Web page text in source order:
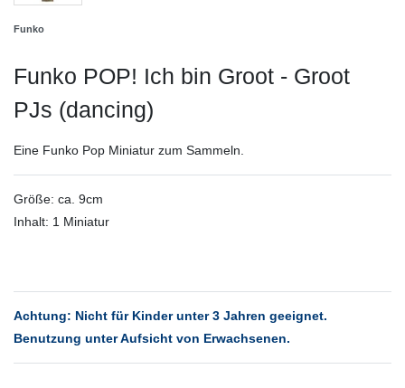
Funko
Funko POP! Ich bin Groot - Groot
PJs (dancing)
Eine Funko Pop Miniatur zum Sammeln.
Größe: ca. 9cm
Inhalt: 1 Miniatur
Achtung: Nicht für Kinder unter 3 Jahren geeignet.
Benutzung unter Aufsicht von Erwachsenen.